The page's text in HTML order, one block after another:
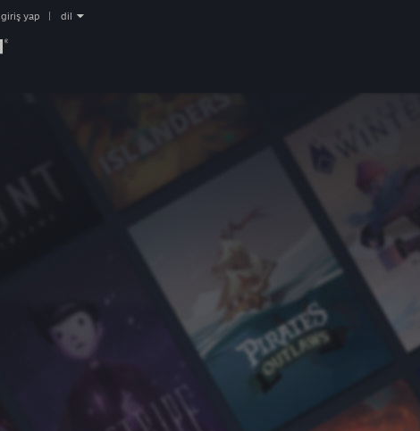
giriş yap dil